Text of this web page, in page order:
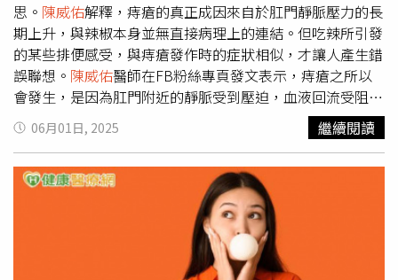
腸道血流、蠕動功能與菌相穩定都需要「規律地動起來」，
不僅要注意少吃紅肉、多吃纖維，更要記得「少坐」和「中
斷靜止」。陳威佑 建議，每坐60分鐘，就應該起身活動2分
鐘，無論是站起來走動一下、倒水、上個洗手間，只要移動
幾步，都能幫助血液循環、喚醒腸道蠕動，減少代謝停滯；
而午休時間也可以稍微走個5至10分鐘，搭捷運選擇提早一
站下車、多走一小段路，或是開車等紅燈時伸展腳踝或轉動
小腿，都能夠促進下肢循環，主動切斷「連續靜止」。陳威
佑也示警，久坐對腸道的影響雖不像是腰痠背痛那麼有感，
卻是慢性累積的，「記得提醒自己，坐久了起來動一下，走
幾步、伸個懶腰，這些看似微不足道的小動作，都是對抗久
坐傷害、保護大腸的實用關鍵。」
思。 陳威佑解釋，痔瘡的真正成因來自於肛門靜脈壓力的長
期上升，與辣椒本身並無直接病理上的連結。但吃辣所引發
的某些排便感受，與痔瘡發作時的症狀相似，才讓人產生錯
誤聯想。 陳威佑醫師在FB粉絲專頁發文表示，痔瘡之所以
會發生，是因為肛門附近的靜脈受到壓迫，血液回流受阻，
導致血管擴張腫脹，進而形成痔瘡。而辣椒中的辣椒素雖然
會在腸道中大部分被消化，但部分成分仍會隨糞便排出，當
殘留的辣椒素與肛門接觸時，會造成灼熱、刺痛或明顯不
適，這種「火燒感」與痔瘡發炎時的疼痛近似，因此常被誤
認為是罹患痔瘡。除了直接刺激，吃辣後常引起腹瀉，也是
陳威佑醫師提到，頻繁的排便會
讓肛門黏膜受到反覆摩擦，特別是糞便中含有未消化完全的
辛辣成分、胃酸等刺激物質時，可能導致肛門周圍皮膚紅腫
06月01日, 2025 繼續閱讀